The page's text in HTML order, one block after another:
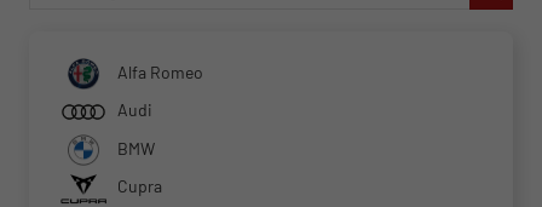
Alfa Romeo
Audi
BMW
Cupra